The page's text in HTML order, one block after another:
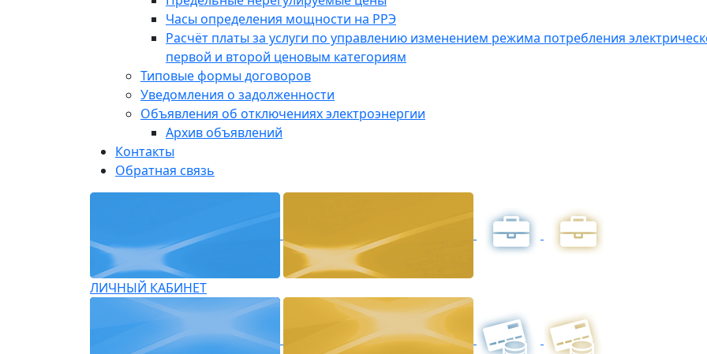
Часы определения мощности на РРЭ
Расчёт платы за услуги по управлению изменением режима потребления
первой и второй ценовым категориям
Типовые формы договоров
Уведомления о задолженности
Объявления об отключениях электроэнергии
Архив объявлений
Контакты
Обратная связь
ЛИЧНЫЙ КАБИНЕТ